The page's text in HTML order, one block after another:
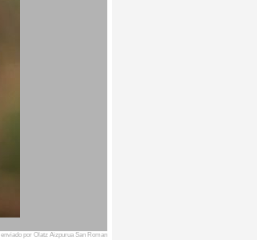
enviado por Olatz Aizpurua San Roman